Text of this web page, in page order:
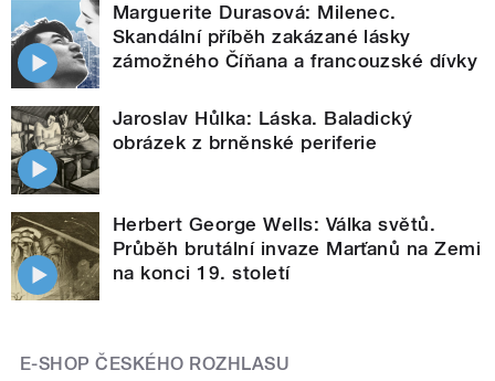
Marguerite Durasová: Milenec.
Skandální příběh zakázané lásky
zámožného Číňana a francouzské dívky
Jaroslav Hůlka: Láska. Baladický
obrázek z brněnské periferie
Herbert George Wells: Válka světů.
Průběh brutální invaze Marťanů na Zemi
na konci 19. století
E-SHOP ČESKÉHO ROZHLASU